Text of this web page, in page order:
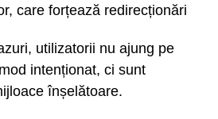
care forțează redirecționări
utilizatorii nu ajung pe
intenționat, ci sunt
înșelătoare.